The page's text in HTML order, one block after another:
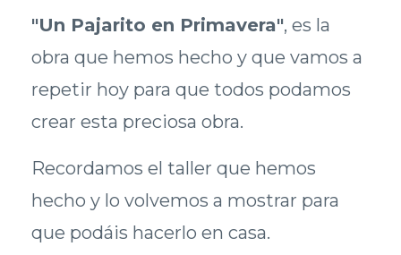
"Un Pajarito en Primavera", es la
obra que hemos hecho y que vamos a
repetir hoy para que todos podamos
crear esta preciosa obra.
Recordamos el taller que hemos
hecho y lo volvemos a mostrar para
que podáis hacerlo en casa.